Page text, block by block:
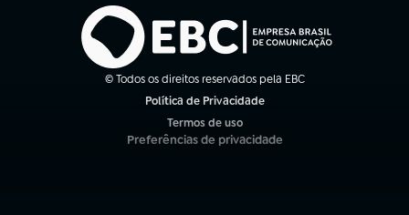
© Todos os direitos reservados pela EBC
Política de Privacidade
Termos de uso
(abre em nova aba)
Preferências de privacidade